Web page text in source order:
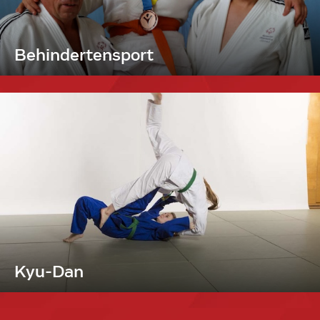
Behindertensport
Kyu-Dan